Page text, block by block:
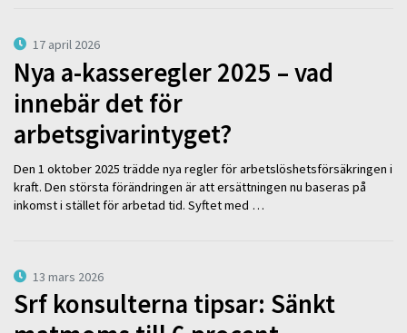
17 april 2026
Nya a-kasseregler 2025 – vad
innebär det för
arbetsgivarintyget?
Den 1 oktober 2025 trädde nya regler för arbetslöshetsförsäkringen i
kraft. Den största förändringen är att ersättningen nu baseras på
inkomst i stället för arbetad tid. Syftet med …
13 mars 2026
Srf konsulterna tipsar: Sänkt